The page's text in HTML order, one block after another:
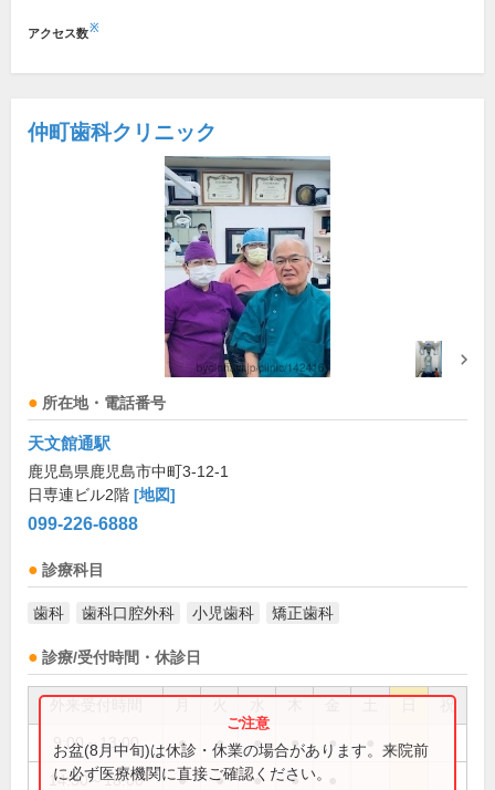
アクセス数※
仲町歯科クリニック
所在地・電話番号
天文館通駅
鹿児島県鹿児島市中町3-12-1
日専連ビル2階 [地図]
099-226-6888
診療科目
歯科 歯科口腔外科 小児歯科 矯正歯科
診療/受付時間・休診日
祝
9:00～13:00 ● ● ● ● ●
14:30～18:00 ● ● ● ●
お盆(8月中旬)は休診・休業の場合があります。来院前
に必ず医療機関に直接ご確認ください。